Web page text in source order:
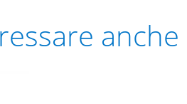
anche